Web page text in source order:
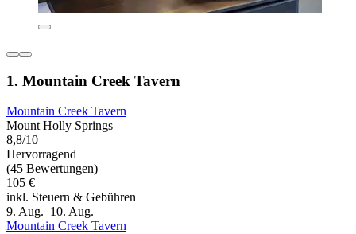
1. Mountain Creek Tavern
Mountain Creek Tavern
Mount Holly Springs
8,8/10
Hervorragend
(45 Bewertungen)
105 €
inkl. Steuern & Gebühren
9. Aug.–10. Aug.
Mountain Creek Tavern